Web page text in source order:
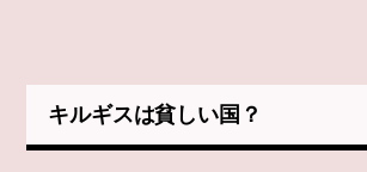
キルギスは貧しい国？